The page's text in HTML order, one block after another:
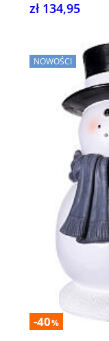
zł 134,95
NOWOŚCI
-40%